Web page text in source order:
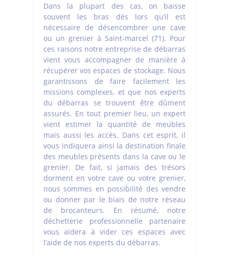
Dans la plupart des cas, on baisse
souvent les bras dès lors qu’il est
nécessaire de désencombrer une cave
ou un grenier à Saint-marcel (71). Pour
ces raisons notre entreprise de débarras
vient vous accompagner de manière à
récupérer vos espaces de stockage. Nous
garantissons de faire facilement les
missions complexes, et que nos experts
du débarras se trouvent être dûment
assurés. En tout premier lieu, un expert
vient estimer la quantité de meubles
mais aussi les accès. Dans cet esprit, il
vous indiquera ainsi la destination finale
des meubles présents dans la cave ou le
grenier. De fait, si jamais des trésors
dorment en votre cave ou votre grenier,
nous sommes en possibilité des vendre
ou donner par le biais de notre réseau
de brocanteurs. En résumé, notre
déchetterie professionnelle partenaire
vous aidera à vider ces espaces avec
l’aide de nos experts du débarras.